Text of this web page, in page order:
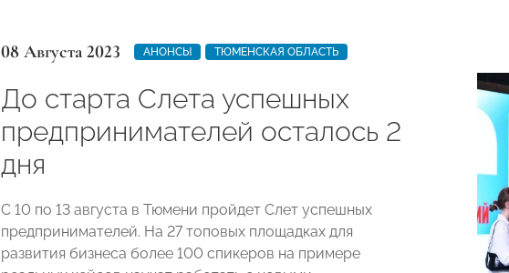
08 Августа 2023 АНОНСЫ ТЮМЕНСКАЯ ОБЛАСТЬ
До старта Слета успешных
предпринимателей осталось 2
дня
С 10 по 13 августа в Тюмени пройдет Слет успешных
предпринимателей. На 27 топовых площадках для
развития бизнеса более 100 спикеров на примере